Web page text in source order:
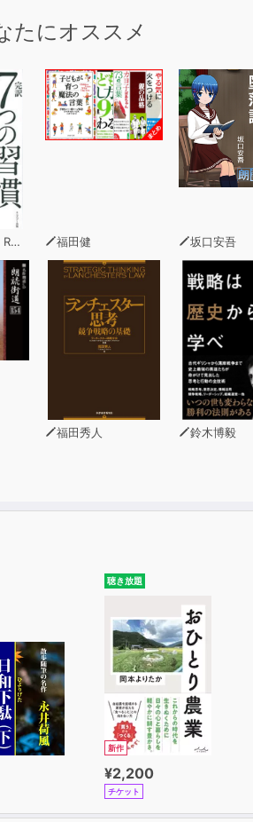
ウィ）
れた金縛り。その恐怖を解いたも
、Twitterの画像の中に…日本に来
意識が回復したとき彼が言ったの
人の存在があったからなのだった…
たお守り。帰国後も身に着けてい
たにオススメ
ー 福田健 坂口安吾
福田秀人 鈴木博毅
聴き放題
新作
¥2,200
チケット